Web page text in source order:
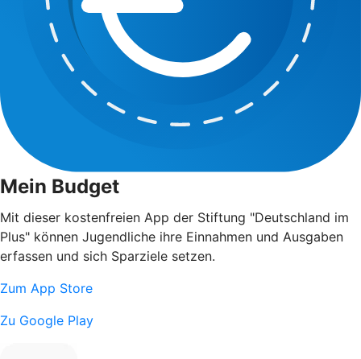
Mein Budget
Mit dieser kostenfreien App der Stiftung "Deutschland im
Plus" können Jugendliche ihre Einnahmen und Ausgaben
erfassen und sich Sparziele setzen.
Zum App Store
Zu Google Play